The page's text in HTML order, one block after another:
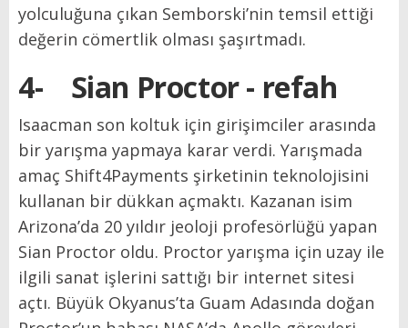
yolculuğuna çıkan Semborski’nin temsil ettiği
değerin cömertlik olması şaşırtmadı.
4- Sian Proctor - refah
Isaacman son koltuk için girişimciler arasında
bir yarışma yapmaya karar verdi. Yarışmada
amaç Shift4Payments şirketinin teknolojisini
kullanan bir dükkan açmaktı. Kazanan isim
Arizona’da 20 yıldır jeoloji profesörlüğü yapan
Sian Proctor oldu. Proctor yarışma için uzay ile
ilgili sanat işlerini sattığı bir internet sitesi
açtı. Büyük Okyanus’ta Guam Adasında doğan